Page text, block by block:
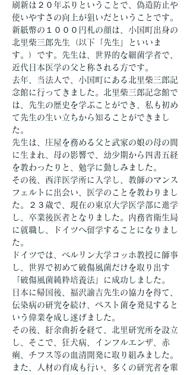
刷新は２０年ぶりということで、偽造防止や
使いやすさの向上が狙いだということです。
新紙幣の１０００円札の顔は、小国町出身の
北里柴三郎先生（以下「先生」といいま
す。）です。先生は、世界的な細菌学者で、
近代日本医学の父と称される方です。
去年、当法人で、小国町にある北里柴三郎記
念館に行ってきました。北里柴三郎記念館で
は、先生の歴史を学ぶことができ、私も初め
て先生の生い立ちから知ることができまし
た。
先生は、庄屋を務める父と武家の娘の母の間
に生まれ、母の影響で、幼少期から四書五経
を教わったりと、勉学に勤しみました。
その後、西洋医学所に入学し、教師のマンス
フェルトに出会い、医学のことを教わりまし
た。２３歳で、現在の東京大学医学部に進学
し、卒業後医者となりました。内務省衛生局
に就職し、ドイツへ留学することになりまし
た。
ドイツでは、ベルリン大学コッホ教授に師事
し、世界で初めて破傷風菌だけを取り出す
「破傷風菌純粋培養法」に成功しました。
日本に帰国後、福沢諭吉先生の協力を得て、
伝染病の研究を続け、ペスト菌を発見すると
いう偉業を成し遂げました。
その後、紆余曲折を経て、北里研究所を設立
し、そこで、狂犬病、インフルエンザ、赤
痢、チフス等の血清開発に取り組みました。
また、人材の育成も行い、多くの研究者を輩